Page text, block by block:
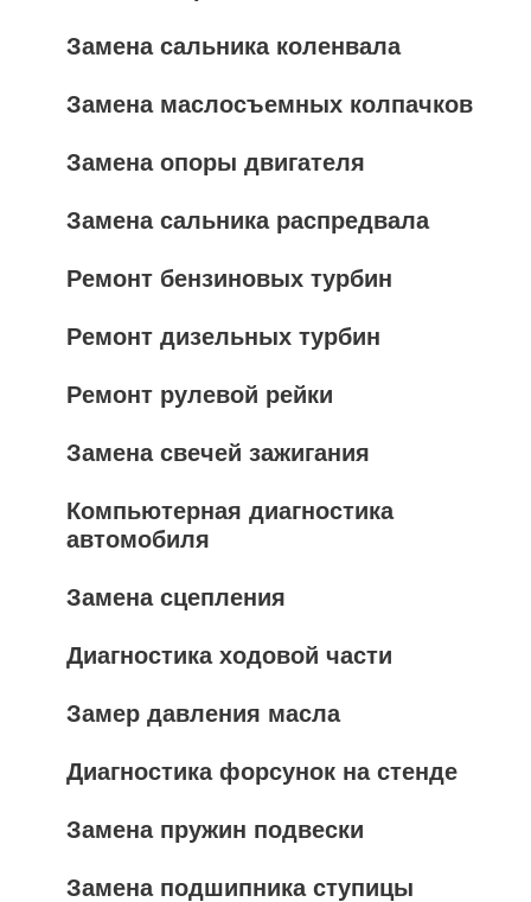
Замена сальника коленвала
Замена маслосъемных колпачков
Замена опоры двигателя
Замена сальника распредвала
Ремонт бензиновых турбин
Ремонт дизельных турбин
Ремонт рулевой рейки
Замена свечей зажигания
Компьютерная диагностика
автомобиля
Замена сцепления
Диагностика ходовой части
Замер давления масла
Диагностика форсунок на стенде
Замена пружин подвески
Замена подшипника ступицы